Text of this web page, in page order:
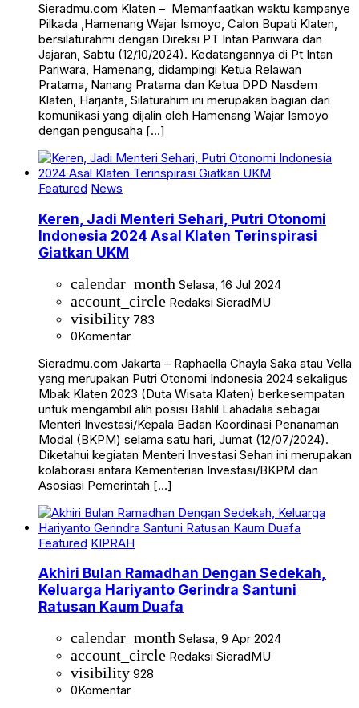
Sieradmu.com Klaten – Memanfaatkan waktu kampanye
Pilkada ,Hamenang Wajar Ismoyo, Calon Bupati Klaten,
bersilaturahmi dengan Direksi PT Intan Pariwara dan
Jajaran, Sabtu (12/10/2024). Kedatangannya di Pt Intan
Pariwara, Hamenang, didampingi Ketua Relawan
Pratama, Nanang Pratama dan Ketua DPD Nasdem
Klaten, Harjanta, Silaturahim ini merupakan bagian dari
komunikasi yang dijalin oleh Hamenang Wajar Ismoyo
dengan pengusaha […]
Featured News
Keren, Jadi Menteri Sehari, Putri Otonomi
Indonesia 2024 Asal Klaten Terinspirasi
Giatkan UKM
calendar_month Selasa, 16 Jul 2024
account_circle Redaksi SieradMU
visibility 783
0Komentar
Sieradmu.com Jakarta – Raphaella Chayla Saka atau Vella
yang merupakan Putri Otonomi Indonesia 2024 sekaligus
Mbak Klaten 2023 (Duta Wisata Klaten) berkesempatan
untuk mengambil alih posisi Bahlil Lahadalia sebagai
Menteri Investasi/Kepala Badan Koordinasi Penanaman
Modal (BKPM) selama satu hari, Jumat (12/07/2024).
Diketahui kegiatan Menteri Investasi Sehari ini merupakan
kolaborasi antara Kementerian Investasi/BKPM dan
Asosiasi Pemerintah […]
Featured KIPRAH
Akhiri Bulan Ramadhan Dengan Sedekah,
Keluarga Hariyanto Gerindra Santuni
Ratusan Kaum Duafa
calendar_month Selasa, 9 Apr 2024
account_circle Redaksi SieradMU
visibility 928
0Komentar